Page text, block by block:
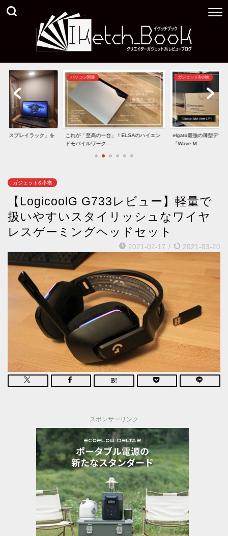
」！ELSAのハイエン
ガジェット&小物
elgato最強の薄型デザインマイクアーム
「Wave M...
ガジェット&小物
40インチ型5K2Kモニ
と「U40...
ガジェット&小物
【LogicoolG G733レビュー】軽量で
扱いやすいスタイリッシュなワイヤ
レスゲーミングヘッドセット
2021-02-17 / 2021-03-20
スポンサーリンク